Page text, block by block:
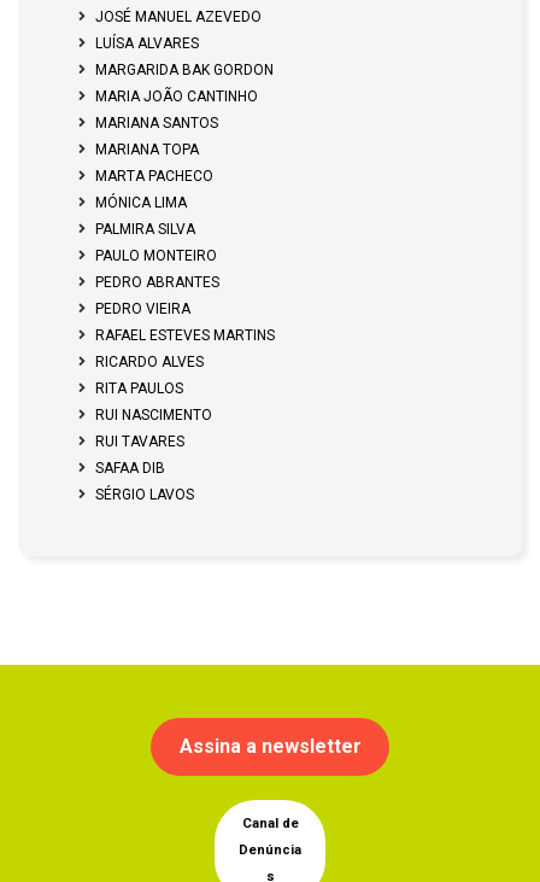
JOSÉ MANUEL AZEVEDO
LUÍSA ALVARES
MARGARIDA BAK GORDON
MARIA JOÃO CANTINHO
MARIANA SANTOS
MARIANA TOPA
MARTA PACHECO
MÓNICA LIMA
PALMIRA SILVA
PAULO MONTEIRO
PEDRO ABRANTES
PEDRO VIEIRA
RAFAEL ESTEVES MARTINS
RICARDO ALVES
RITA PAULOS
RUI NASCIMENTO
RUI TAVARES
SAFAA DIB
SÉRGIO LAVOS
Assina a newsletter
Canal de
Denúncia
s